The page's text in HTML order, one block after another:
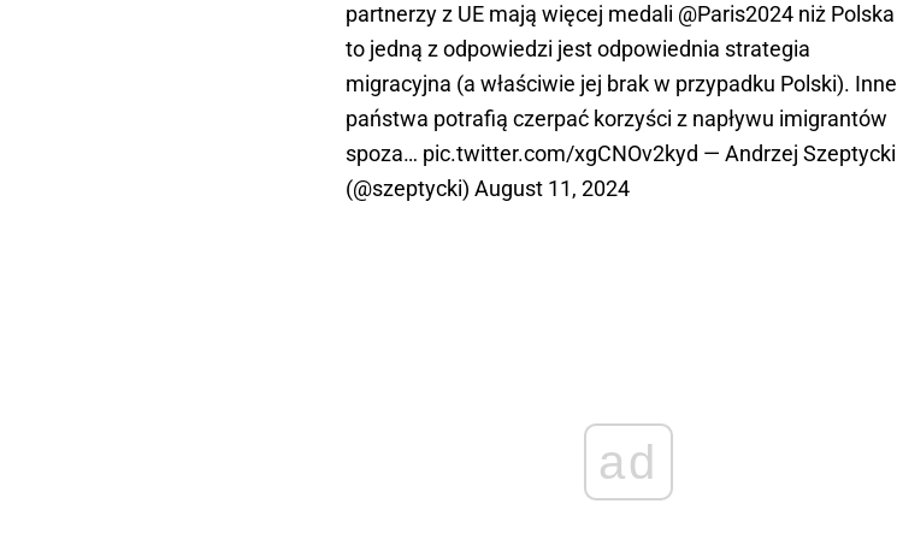
partnerzy z UE mają więcej medali @Paris2024 niż Polska
to jedną z odpowiedzi jest odpowiednia strategia
migracyjna (a właściwie jej brak w przypadku Polski). Inne
państwa potrafią czerpać korzyści z napływu imigrantów
spoza… pic.twitter.com/xgCNOv2kyd — Andrzej Szeptycki
(@szeptycki) August 11, 2024
ad